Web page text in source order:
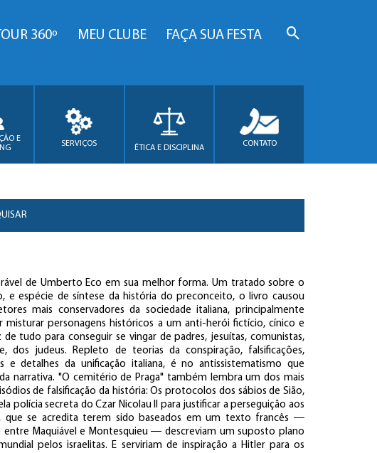
360º MEU CLUBE FAÇA SUA FESTA
E
SERVIÇOS ÉTICA E DISCIPLINA CONTATO
de Umberto Eco em sua melhor forma. Um tratado sobre o
e espécie de síntese da história do preconceito, o livro causou
mais conservadores da sociedade italiana, principalmente
misturar personagens históricos a um anti-herói fictício, cínico e
de tudo para conseguir se vingar de padres, jesuítas, comunistas,
dos judeus. Repleto de teorias da conspiração, falsificações,
e detalhes da unificação italiana, é no antissistematismo que
narrativa. "O cemitério de Praga" também lembra um dos mais
de falsificação da história: Os protocolos dos sábios de Sião,
polícia secreta do Czar Nicolau II para justificar a perseguição aos
que se acredita terem sido baseados em um texto francês ―
Maquiável e Montesquieu ― descreviam um suposto plano
pelos israelitas. E serviriam de inspiração a Hitler para os